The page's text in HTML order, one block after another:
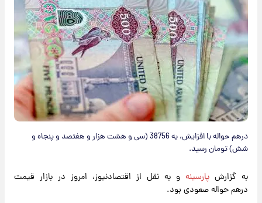
درهم حواله با افزایش، به 38756 (سی و هشت هزار و هفتصد و پنجاه و
شش) تومان رسید.
به گزارش پارسینه و به نقل از اقتصادنیوز، امروز در بازار قیمت
درهم حواله صعودی بود.